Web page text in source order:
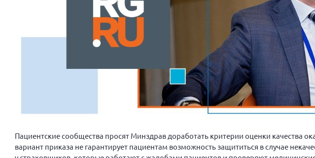
Пациентские сообщества просят Минздрав доработать критерии оценки качества
вариант приказа не гарантирует пациентам возможность защититься в случае